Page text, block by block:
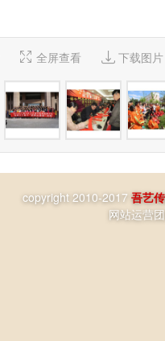
 全屏查看  下载图片
copyright 2010-2017 吾艺
网站运营